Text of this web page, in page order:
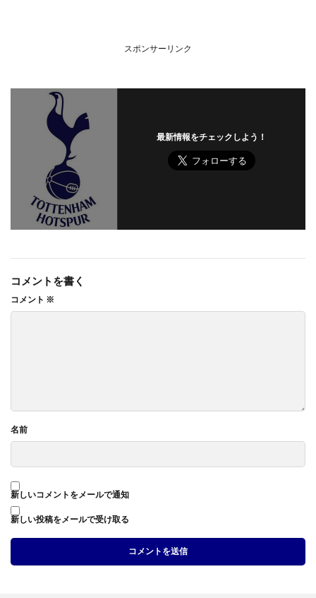
スポンサーリンク
最新情報をチェックしよう！
コメントを書く
コメント ※
名前
新しいコメントをメールで通知
新しい投稿をメールで受け取る